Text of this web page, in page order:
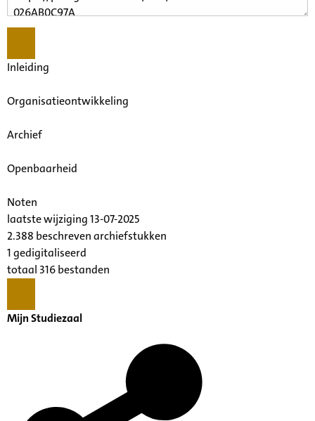
Inleiding
Organisatieontwikkeling
Archief
Openbaarheid
Noten
laatste wijziging 13-07-2025
2.388 beschreven archiefstukken
1 gedigitaliseerd
totaal 316 bestanden
Mijn Studiezaal